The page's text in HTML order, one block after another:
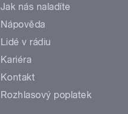
Jak nás naladíte
Nápověda
Lidé v rádiu
Kariéra
Kontakt
Rozhlasový poplatek